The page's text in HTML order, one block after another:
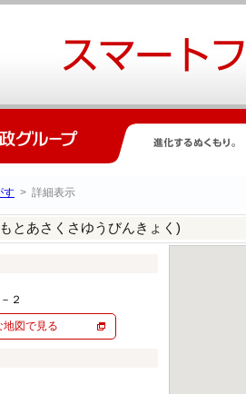
す > 詳細表示
とあさくさゆうびんきょく)
２
地図で見る